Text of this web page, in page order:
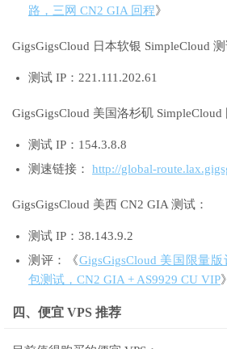
路，三网 CN2 GIA 回程》
GigsGigsCloud 日本软银 SimpleCloud 测
测试 IP：221.111.202.61
GigsGigsCloud 美国洛杉矶 SimpleCloud
测试 IP：154.3.8.8
测速链接： http://global-
GigsGigsCloud 美西 CN2 GIA 测试：
测试 IP：38.143.9.2
测评：《GigsGigsCloud 美国限量
包测试，CN2 GIA + AS9929 CU VIP》
四、便宜 VPS 推荐